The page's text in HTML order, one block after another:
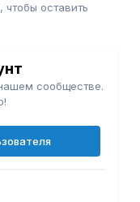
оставить
сообществе.